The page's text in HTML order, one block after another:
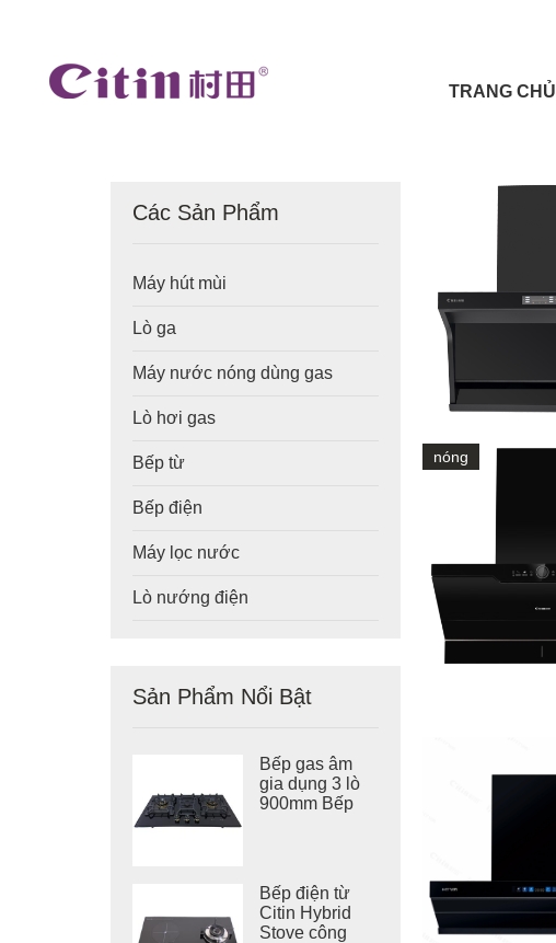
TRANG CHỦ
Các Sản Phẩm
Máy hút mùi
Lò ga
Máy nước nóng dùng gas
Lò hơi gas
Bếp từ
Bếp điện
Máy lọc nước
Lò nướng điện
Sản Phẩm Nổi Bật
Bếp gas âm
gia dụng 3 lò
900mm Bếp
Bếp điện từ
Citin Hybrid
Stove công
nóng